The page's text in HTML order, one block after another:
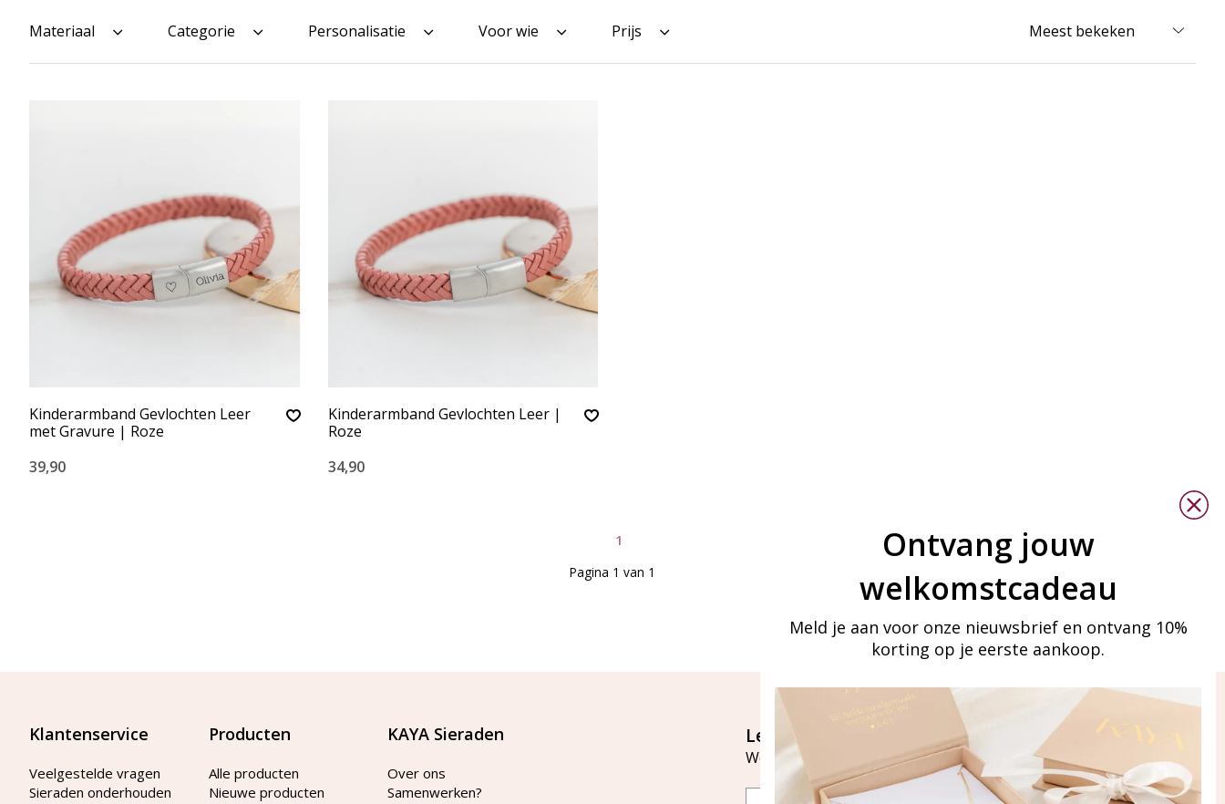
Materiaal Categorie Personalisatie Voor wie Prijs
Kinderarmband Gevlochten Leer
met Gravure | Roze
39,90
Kinderarmband Gevlochten Leer |
Roze
34,90
1
Pagina 1 van 1
Klantenservice
Veelgestelde vragen
Sieraden onderhouden
Producten
Alle producten
Nieuwe producten
KAYA Sieraden
Over ons
Samenwerken?
Let's stay in touch
Word lid van onze mailinglijst
Ontvang jouw
welkomstcadeau
Meld je aan voor onze nieuwsbrief en ontvang 10%
korting op je eerste aankoop.